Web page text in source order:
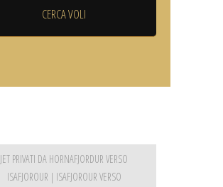
JET PRIVATI DA HORNAFJORDUR VERSO
ISAFJOROUR | ISAFJOROUR VERSO